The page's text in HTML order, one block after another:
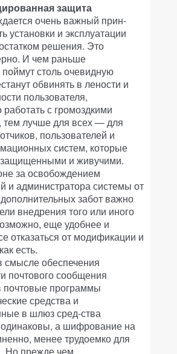
защита
очень важный прин-
установки и эксплуатации
решения. Это
И чем раньше
поймут столь очевидную
обвинять в лености и
пользователя,
с громоздкими
тем лучше для всех — для
пользователей и
систем, которые
защищенными и живучими.
за освобождением
и администратора системы от
забот важно
внедрения того или иного
еще удобнее и
отказаться от модификации и
есть.
смысле обеспечения
почтового сообщения
почтовые программы
средства и
в шлюз сред-ства
а шифрование на
менее трудоемко для